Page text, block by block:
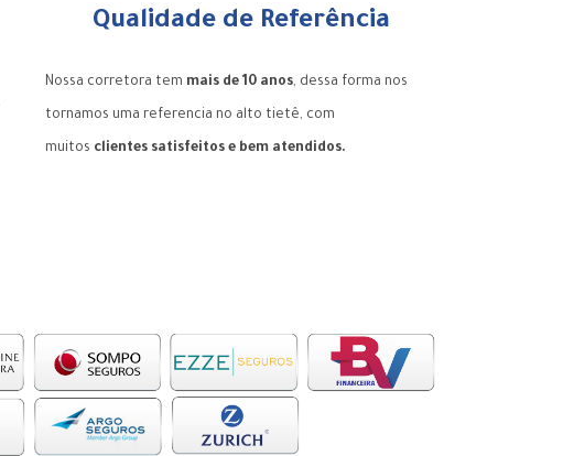
Qualidade de Referência
Nossa corretora tem mais de 10 anos, dessa forma nos
tornamos uma referencia no alto tietê, com
muitos clientes satisfeitos e bem atendidos.